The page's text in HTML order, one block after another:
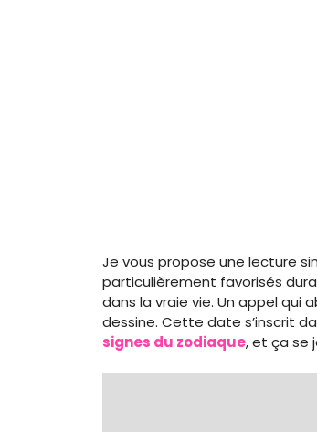
Je vous propose une lecture
particulièrement favorisés
dans la vraie vie. Un appel qui
dessine. Cette date s’inscrit
signes du zodiaque, et ça se